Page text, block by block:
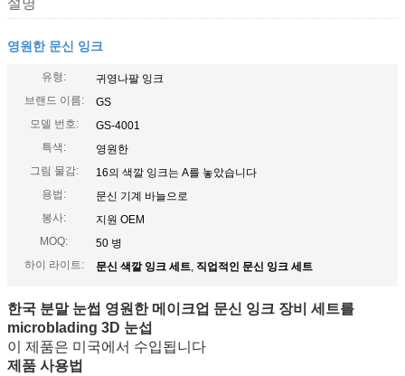
영원한 문신 잉크
유형:
귀영나팔 잉크
브랜드 이름:
GS
모델 번호:
GS-4001
특색:
영원한
그림 물감:
16의 색깔 잉크는 A를 놓았습니다
용법:
문신 기계 바늘으로
봉사:
지원 OEM
MOQ:
50 병
하이 라이트:
문신 색깔 잉크 세트, 직업적인 문신 잉크 세트
한국 분말 눈썹 영원한 메이크업 문신 잉크 장비 세트를
microblading 3D 눈섭
이 제품은 미국에서 수입됩니다
제품 사용법